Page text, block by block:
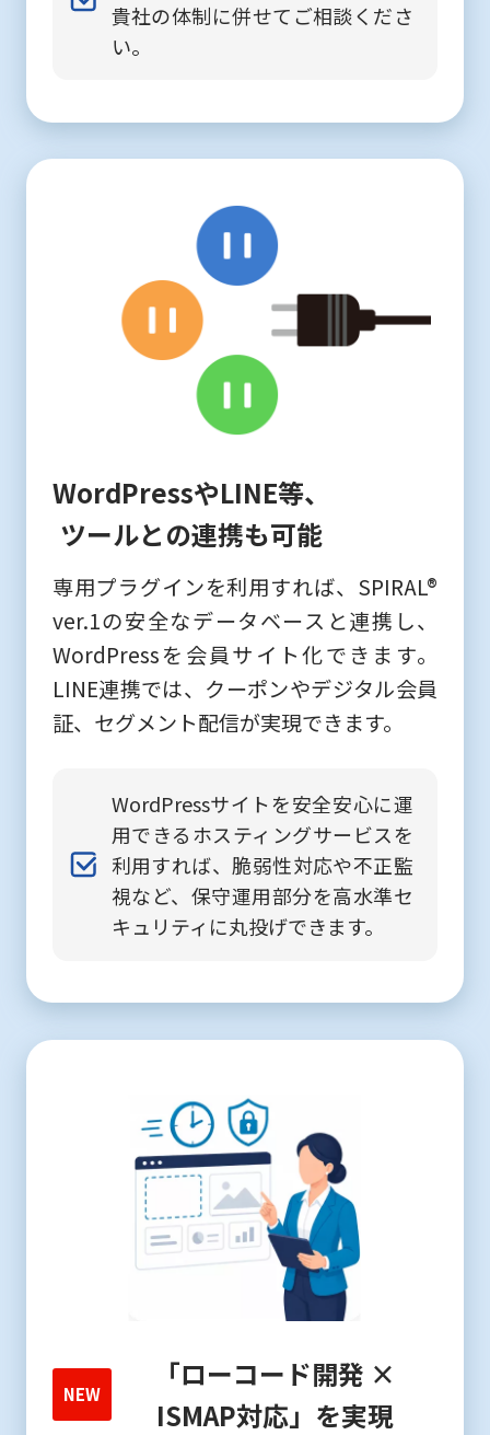
貴社の体制に併せてご相談くださ
い。
WordPressやLINE等、
ツールとの連携も可能
専用プラグインを利用すれば、SPIRAL®︎
ver.1の安全なデータベースと連携し、
WordPressを会員サイト化できます。
LINE連携では、クーポンやデジタル会員
証、セグメント配信が実現できます。
WordPressサイトを安全安心に運
用できるホスティングサービスを
利用すれば、脆弱性対応や不正監
視など、保守運用部分を高水準セ
キュリティに丸投げできます。
NEW
「ローコード開発 ×
ISMAP対応」を実現